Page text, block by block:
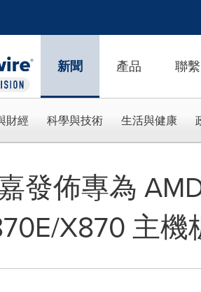
新聞 產品 聯繫
財經 科學與技術 生活與健康
發佈專為
X870 主機